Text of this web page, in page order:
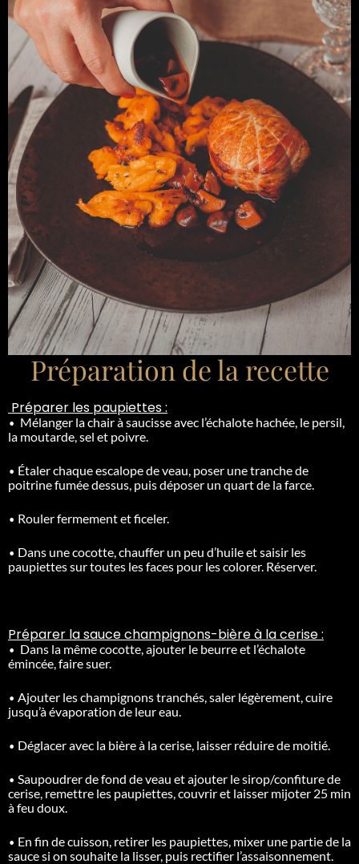
Préparation de la recette
Préparer les paupiettes :
• Mélanger la chair à saucisse avec l’échalote hachée, le persil,
la moutarde, sel et poivre.
• Étaler chaque escalope de veau, poser une tranche de
poitrine fumée dessus, puis déposer un quart de la farce.
• Rouler fermement et ficeler.
• Dans une cocotte, chauffer un peu d’huile et saisir les
paupiettes sur toutes les faces pour les colorer. Réserver.
Préparer la sauce champignons-bière à la cerise :
• Dans la même cocotte, ajouter le beurre et l’échalote
émincée, faire suer.
• Ajouter les champignons tranchés, saler légèrement, cuire
jusqu’à évaporation de leur eau.
• Déglacer avec la bière à la cerise, laisser réduire de moitié.
• Saupoudrer de fond de veau et ajouter le sirop/confiture de
cerise, remettre les paupiettes, couvrir et laisser mijoter 25 min
à feu doux.
• En fin de cuisson, retirer les paupiettes, mixer une partie de la
sauce si on souhaite la lisser, puis rectifier l’assaisonnement.